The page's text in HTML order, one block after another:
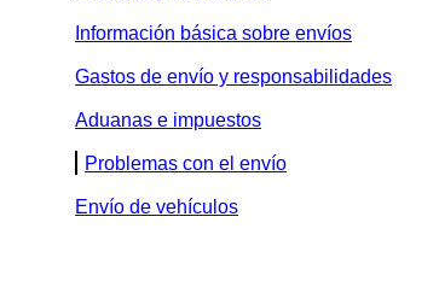
Información básica sobre envíos
Gastos de envío y responsabilidades
Aduanas e impuestos
Problemas con el envío
Envío de vehículos